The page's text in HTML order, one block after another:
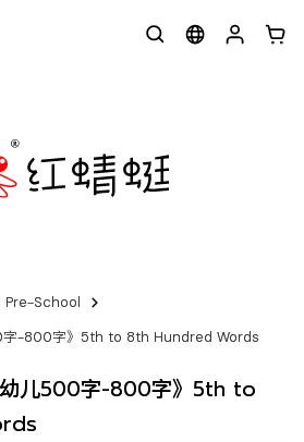
Pre-School
字-800字》5th to 8th Hundred Words
幼儿500字-800字》5th to